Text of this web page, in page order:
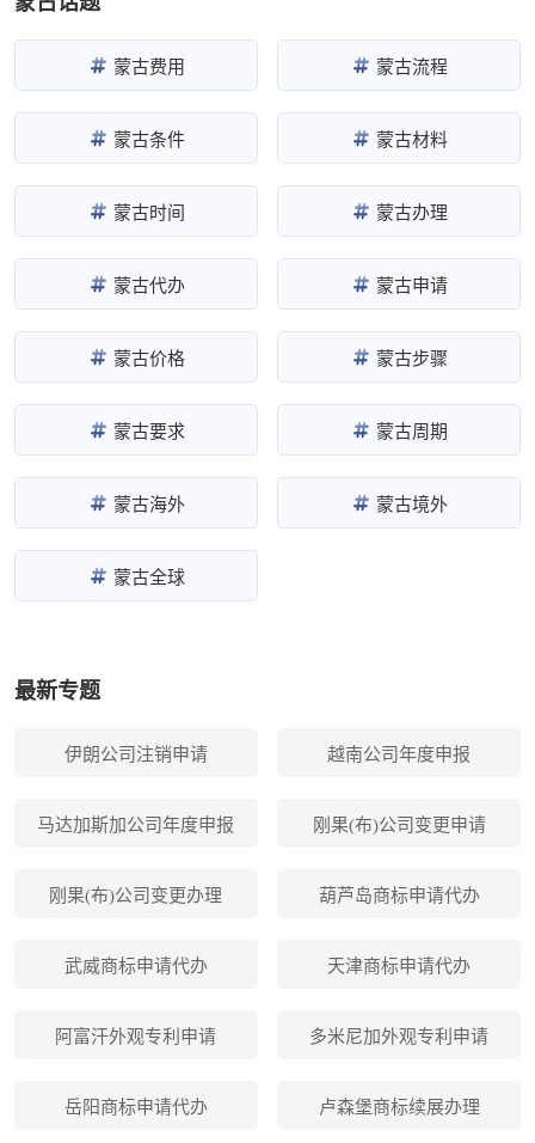
蒙古费用 蒙古流程
蒙古条件 蒙古材料
蒙古时间 蒙古办理
蒙古代办 蒙古申请
蒙古价格 蒙古步骤
蒙古要求 蒙古周期
蒙古海外 蒙古境外
蒙古全球
最新专题
伊朗公司注销申请 越南公司年度申报
马达加斯加公司年度申报 刚果(布)公司变更申请
刚果(布)公司变更办理 葫芦岛商标申请代办
武威商标申请代办 天津商标申请代办
阿富汗外观专利申请 多米尼加外观专利申请
岳阳商标申请代办 卢森堡商标续展办理